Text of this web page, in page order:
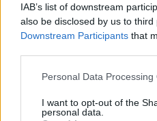
IAB’s list of downstream
also be disclosed by us to third
Downstream Participants that
Please note that this website/
not limited to your visit or
grant or deny consent to
Personal Data Processing
I want to opt-out of the
personal data.